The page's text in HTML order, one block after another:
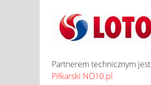
Partnerem technicznym jest
Piłkarski NO10.pl